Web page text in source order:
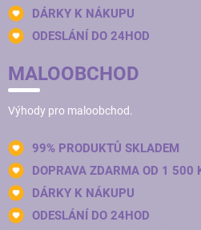
DÁRKY K NÁKUPU
ODESLÁNÍ DO 24HOD
MALOOBCHOD
Výhody pro maloobchod.
99% PRODUKTŮ SKLADEM
DOPRAVA ZDARMA OD 1 500
DÁRKY K NÁKUPU
ODESLÁNÍ DO 24HOD